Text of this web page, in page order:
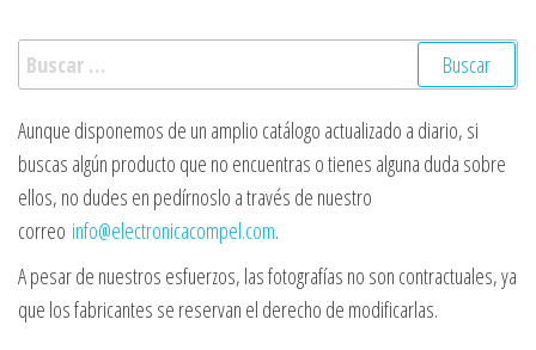
Buscar:
Aunque disponemos de un amplio catálogo actualizado a diario, si
buscas algún producto que no encuentras o tienes alguna duda sobre
ellos, no dudes en pedírnoslo a través de nuestro
correo info@electronicacompel.com.
A pesar de nuestros esfuerzos, las fotografías no son contractuales, ya
que los fabricantes se reservan el derecho de modificarlas.